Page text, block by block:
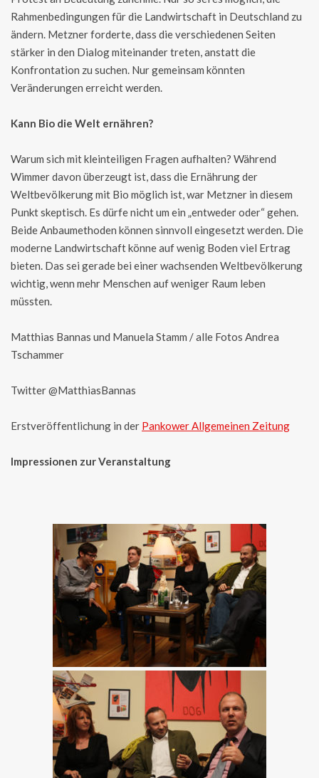
Rahmenbedingungen für die Landwirtschaft in Deutschland zu
ändern. Metzner forderte, dass die verschiedenen Seiten
stärker in den Dialog miteinander treten, anstatt die
Konfrontation zu suchen. Nur gemeinsam könnten
Veränderungen erreicht werden.
Kann Bio die Welt ernähren?
Warum sich mit kleinteiligen Fragen aufhalten? Während
Wimmer davon überzeugt ist, dass die Ernährung der
Weltbevölkerung mit Bio möglich ist, war Metzner in diesem
Punkt skeptisch. Es dürfe nicht um ein „entweder oder“ gehen.
Beide Anbaumethoden können sinnvoll eingesetzt werden. Die
moderne Landwirtschaft könne auf wenig Boden viel Ertrag
bieten. Das sei gerade bei einer wachsenden Weltbevölkerung
wichtig, wenn mehr Menschen auf weniger Raum leben
müssten.
Matthias Bannas und Manuela Stamm / alle Fotos Andrea
Tschammer
Twitter @MatthiasBannas
Erstveröffentlichung in der Pankower Allgemeinen Zeitung
Impressionen zur Veranstaltung